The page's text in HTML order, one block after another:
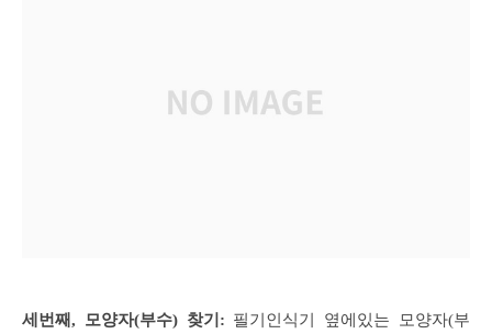
세번째, 모양자(부수) 찾기: 필기인식기 옆에있는 모양자(부